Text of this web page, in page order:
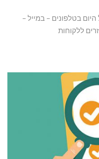
בטלפונים – במייל –
ללקוחות